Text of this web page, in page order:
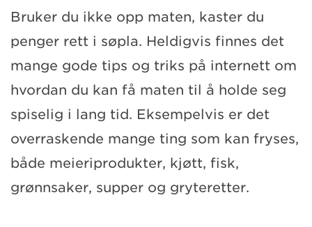
Bruker du ikke opp maten, kaster du
penger rett i søpla. Heldigvis finnes det
mange gode tips og triks på internett om
hvordan du kan få maten til å holde seg
spiselig i lang tid. Eksempelvis er det
overraskende mange ting som kan fryses,
både meieriprodukter, kjøtt, fisk,
grønnsaker, supper og gryteretter.